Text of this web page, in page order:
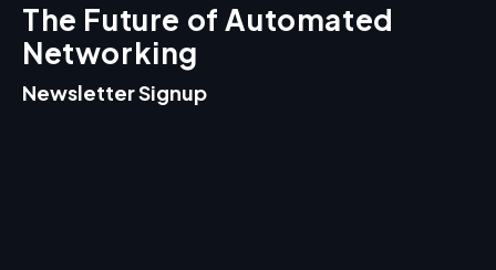
The Future of Automated
Networking
Newsletter Signup